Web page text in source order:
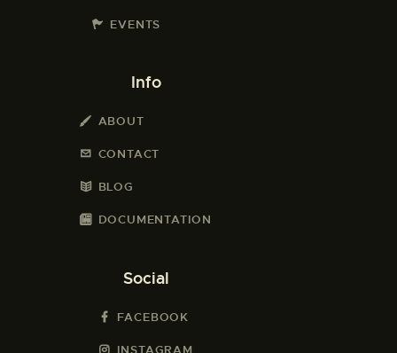
EVENTS
Info
ABOUT
CONTACT
BLOG
DOCUMENTATION
Social
FACEBOOK
INSTAGRAM